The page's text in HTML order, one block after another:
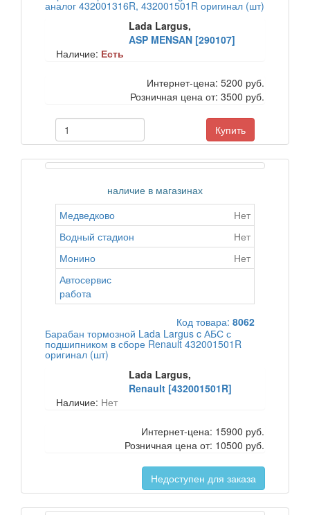
аналог 432001316R, 432001501R оригинал (шт)
Lada Largus,
ASP MENSAN [290107]
Наличие: Есть
Интернет-цена: 5200 руб.
Розничная цена от: 3500 руб.
Купить
наличие в магазинах
Медведково
Нет
Водный стадион
Нет
Монино
Нет
Автосервис
работа
Код товара: 8062
Барабан тормозной Lada Largus c АБС с
подшипником в сборе Renault 432001501R
оригинал (шт)
Lada Largus,
Renault [432001501R]
Наличие: Нет
Интернет-цена: 15900 руб.
Розничная цена от: 10500 руб.
Недоступен для заказа